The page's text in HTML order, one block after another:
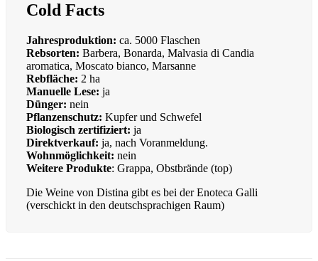
Cold Facts
Jahresproduktion: ca. 5000 Flaschen
Rebsorten: Barbera, Bonarda, Malvasia di Candia
aromatica, Moscato bianco, Marsanne
Rebfläche: 2 ha
Manuelle Lese: ja
Dünger: nein
Pflanzenschutz: Kupfer und Schwefel
Biologisch zertifiziert: ja
Direktverkauf: ja, nach Voranmeldung.
Wohnmöglichkeit: nein
Weitere Produkte: Grappa, Obstbrände (top)
Die Weine von Distina gibt es bei der Enoteca Galli
(verschickt in den deutschsprachigen Raum)